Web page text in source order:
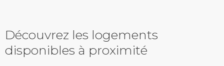
Découvrez les logements
disponibles à proximité